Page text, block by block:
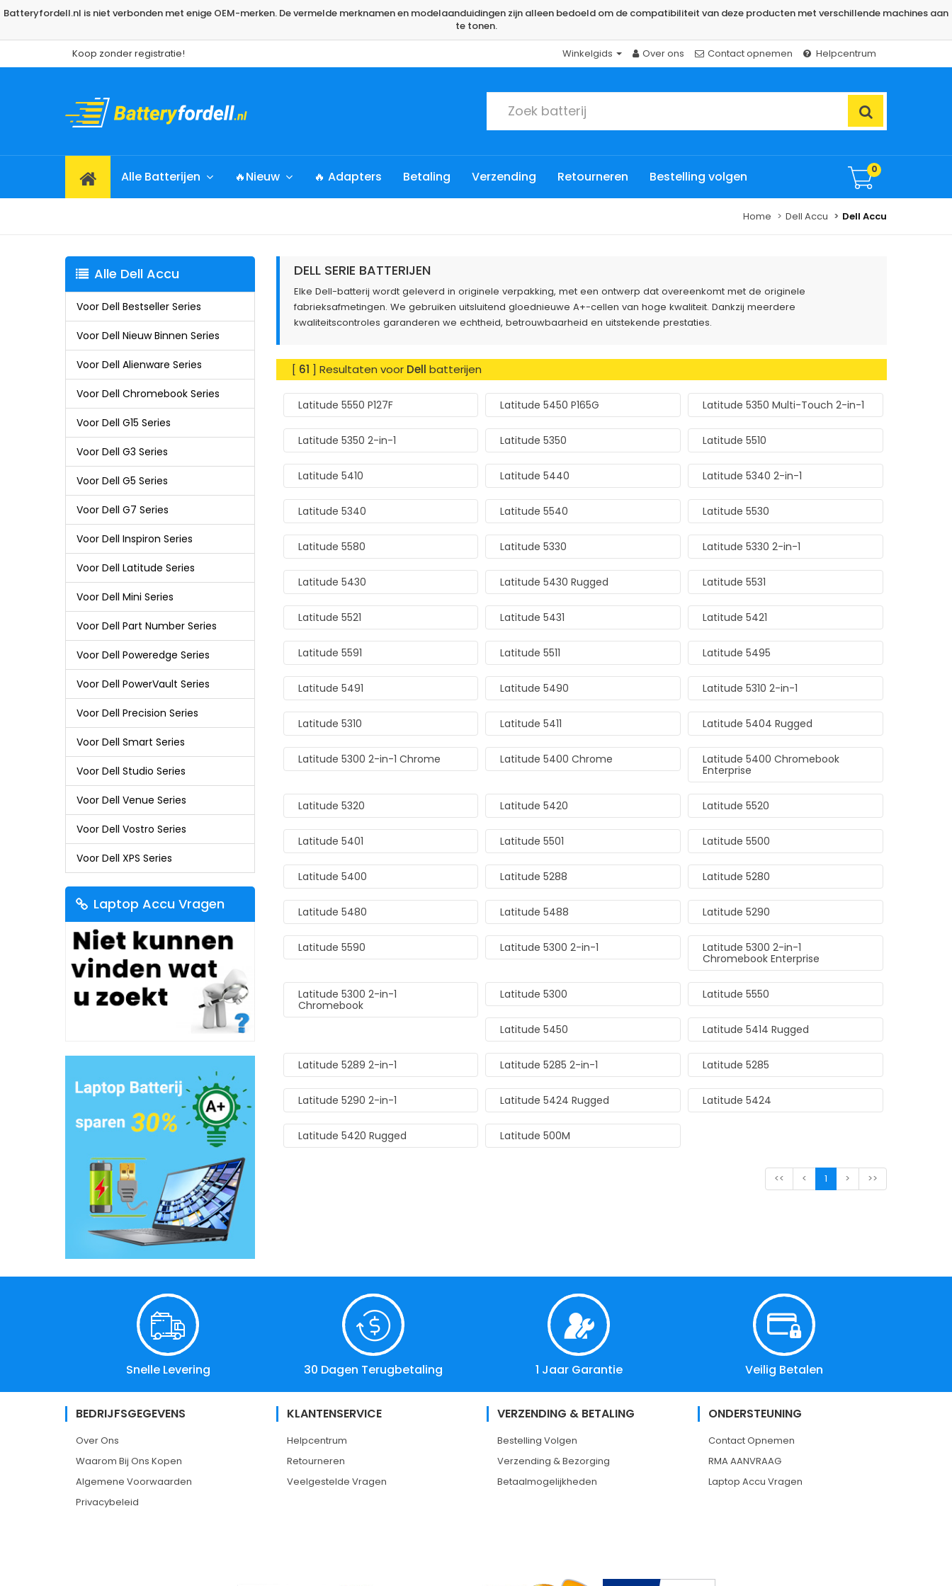
Batteryfordell.nl is niet verbonden met enige OEM-merken. De vermelde merknamen en modelaanduidingen zijn alleen bedoeld om de compatibiliteit van deze producten met verschillende machines aan
te tonen.
Koop zonder registratie! Helpcentrum
Contact opnemen
Over ons
Winkelgids
Alle Batterijen 🔥Nieuw 🔥 Adapters Betaling Verzending Retourneren Bestelling volgen 0
Home Dell Accu Dell Accu
Alle Dell Accu
Voor Dell Bestseller Series
Voor Dell Nieuw Binnen Series
Voor Dell Alienware Series
Voor Dell Chromebook Series
Voor Dell G15 Series
Voor Dell G3 Series
Voor Dell G5 Series
Voor Dell G7 Series
Voor Dell Inspiron Series
Voor Dell Latitude Series
Voor Dell Mini Series
Voor Dell Part Number Series
Voor Dell Poweredge Series
Voor Dell PowerVault Series
Voor Dell Precision Series
Voor Dell Smart Series
Voor Dell Studio Series
Voor Dell Venue Series
Voor Dell Vostro Series
Voor Dell XPS Series
Laptop Accu Vragen
DELL SERIE BATTERIJEN
Elke Dell-batterij wordt geleverd in originele verpakking, met een ontwerp dat overeenkomt met de originele
fabrieksafmetingen. We gebruiken uitsluitend gloednieuwe A+-cellen van hoge kwaliteit. Dankzij meerdere
kwaliteitscontroles garanderen we echtheid, betrouwbaarheid en uitstekende prestaties.
[ 61 ] Resultaten voor Dell batterijen
Latitude 5550 P127F Latitude 5450 P165G Latitude 5350 Multi-Touch 2-in-1
Latitude 5350 2-in-1 Latitude 5350 Latitude 5510
Latitude 5410 Latitude 5440 Latitude 5340 2-in-1
Latitude 5340 Latitude 5540 Latitude 5530
Latitude 5580 Latitude 5330 Latitude 5330 2-in-1
Latitude 5430 Latitude 5430 Rugged Latitude 5531
Latitude 5521 Latitude 5431 Latitude 5421
Latitude 5591 Latitude 5511 Latitude 5495
Latitude 5491 Latitude 5490 Latitude 5310 2-in-1
Latitude 5310 Latitude 5411 Latitude 5404 Rugged
Latitude 5300 2-in-1 Chrome Latitude 5400 Chrome
Latitude 5400 Chromebook
Enterprise
Latitude 5320 Latitude 5420 Latitude 5520
Latitude 5401 Latitude 5501 Latitude 5500
Latitude 5400 Latitude 5288 Latitude 5280
Latitude 5480 Latitude 5488 Latitude 5290
Latitude 5590 Latitude 5300 2-in-1
Latitude 5300 2-in-1
Chromebook Enterprise
Latitude 5300 2-in-1
Chromebook
Latitude 5300 Latitude 5550
Latitude 5450 Latitude 5414 Rugged
Latitude 5289 2-in-1 Latitude 5285 2-in-1 Latitude 5285
Latitude 5290 2-in-1 Latitude 5424 Rugged Latitude 5424
Latitude 5420 Rugged Latitude 500M
<< < 1 > >>
Snelle Levering 30 Dagen Terugbetaling 1 Jaar Garantie Veilig Betalen
BEDRIJFSGEGEVENS
Over Ons
Waarom Bij Ons Kopen
Algemene Voorwaarden
Privacybeleid
KLANTENSERVICE
Helpcentrum
Retourneren
Veelgestelde Vragen
VERZENDING & BETALING
Bestelling Volgen
Verzending & Bezorging
Betaalmogelijkheden
ONDERSTEUNING
Contact Opnemen
RMA AANVRAAG
Laptop Accu Vragen